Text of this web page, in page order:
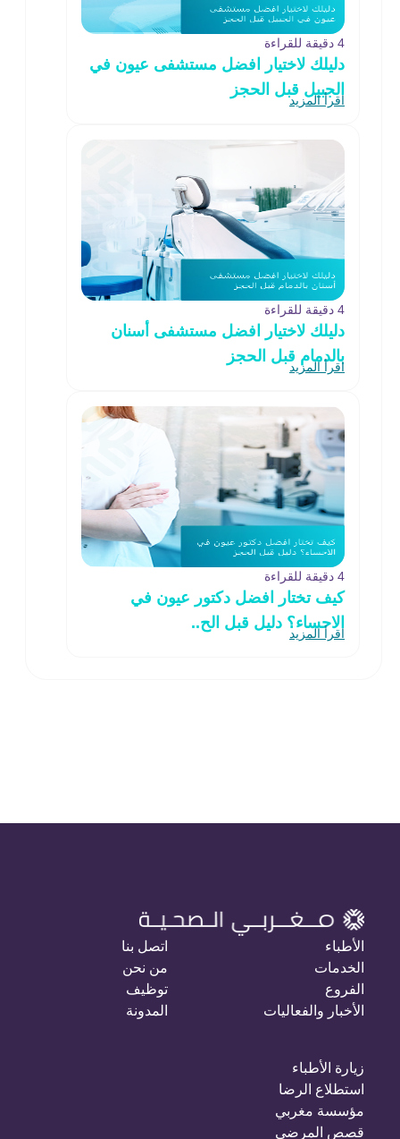
4 دقيقة للقراءة
دليلك لاختيار افضل مستشفى عيون في
الجبيل قبل الحجز
اقرأ المزيد
4 دقيقة للقراءة
دليلك لاختيار افضل مستشفى أسنان
بالدمام قبل الحجز
اقرأ المزيد
4 دقيقة للقراءة
كيف تختار افضل دكتور عيون في
الاحساء؟ دليل قبل الح..
اقرأ المزيد
الأطباء
الخدمات
الفروع
الأخبار والفعاليات
اتصل بنا
من نحن
توظيف
المدونة
زيارة الأطباء
استطلاع الرضا
مؤسسة مغربي
قصص المرضى